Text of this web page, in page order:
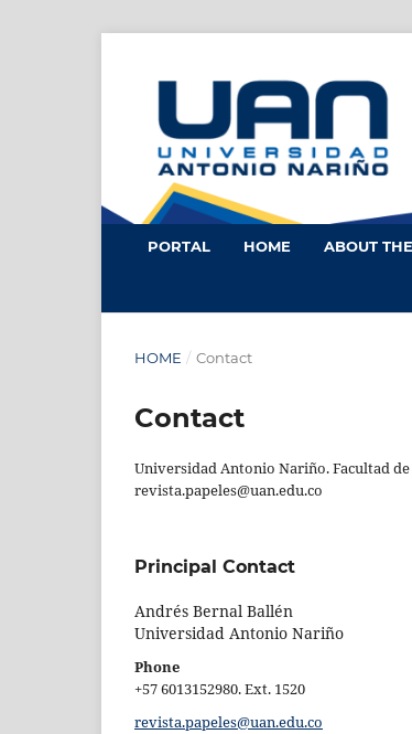
PORTAL HOME ABOUT
HOME / Contact
Contact
Universidad Antonio Nariño. Facultad de
revista.papeles@uan.edu.co
Principal Contact
Andrés Bernal Ballén
Universidad Antonio Nariño
Phone
+57 6013152980. Ext. 1520
revista.papeles@uan.edu.co